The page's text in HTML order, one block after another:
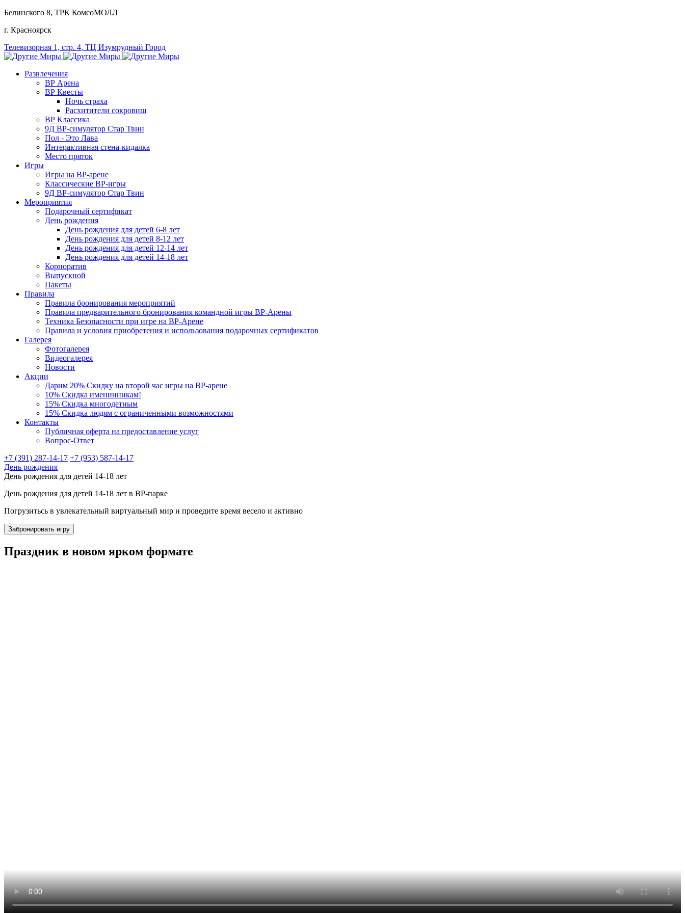
Белинского 8, ТРК КомсоМОЛЛ
г. Красноярск
Телевизорная 1, стр. 4, ТЦ Изумрудный Город
Развлечения
ВР Арена
ВР Квесты
Ночь страха
Расхитители сокровищ
ВР Классика
9Д ВР-симулятор Стар Твин
Пол - Это Лава
Интерактивная стена-кидалка
Место пряток
Игры
Игры на ВР-арене
Классические ВР-игры
9Д ВР-симулятор Стар Твин
Мероприятия
Подарочный сертификат
День рождения
День рождения для детей 6-8 лет
День рождения для детей 8-12 лет
День рождения для детей 12-14 лет
День рождения для детей 14-18 лет
Корпоратив
Выпускной
Пакеты
Правила
Правила бронирования мероприятий
Правила предварительного бронирования командной игры ВР-Арены
Техника Безопасности при игре на ВР-Арене
Правила и условия приобретения и использования подарочных сертификатов
Галерея
Фотогалерея
Видеогалерея
Новости
Акции
Дарим 20% Скидку на второй час игры на ВР-арене
10% Скидка именинникам!
15% Скидка многодетным
15% Скидка людям с ограниченными возможностями
Контакты
Публичная оферта на предоставление услуг
Вопрос-Ответ
+7 (391) 287-14-17 +7 (953) 587-14-17
День рождения
День рождения для детей 14-18 лет
День рождения для детей 14-18 лет в ВР-парке
Погрузитьсь в увлекательный виртуальный мир и проведите время весело и активно
Забронировать игру
Праздник в новом ярком формате